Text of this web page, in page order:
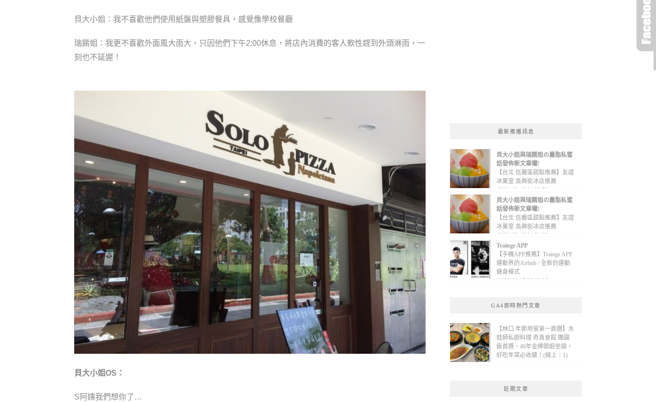
貝大小姐：我不喜歡他們使用紙盤與塑膠餐具，感覺像學校餐廳
瑞餚姐：我更不喜歡外面風大雨大，只因他們下午2:00休息，將店內消費的客人軟性趕到外頭淋雨，一
刻也不延遲！
貝大小姐OS：
S阿姨我們想你了…
最新推播訊息
貝大小姐與瑞餚姐の囂脂私蜜
話發佈新文章囉!
【台北 信義區甜點推薦】友誼
冰菓室 吳興街冰店推薦
(2020-09-13 01:32:52)
貝大小姐與瑞餚姐の囂脂私蜜
話發佈新文章囉!
【台北 信義區甜點推薦】友誼
冰菓室 吳興街冰店推薦
(2020-09-13 01:31:12)
Trainge APP
【手機APP推薦】Trainge APP
運動界的Airbnb / 全新的運動
健身模式
(2020-09-05 22:08:36)
GA4即時熱門文章
【林口 年節用餐第一首選】水
蛙師私廚料理 奇真會館 團圓
飯首選，40年金牌御廚坐鎮，
好吃年菜必收藏！(線上：1)
近期文章